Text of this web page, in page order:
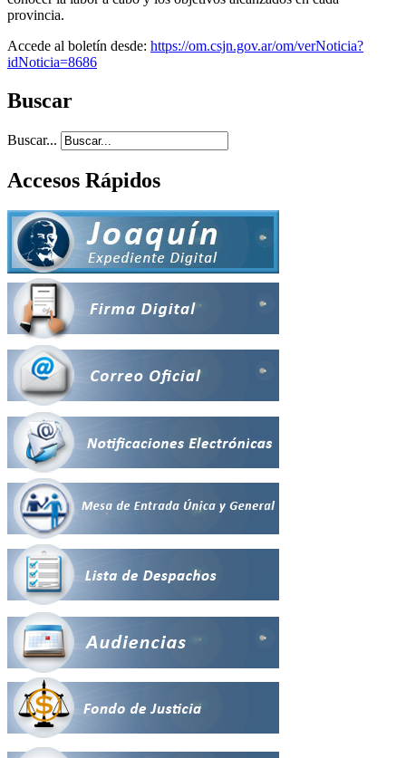
provincia.
Accede al boletín desde: https://om.csjn.gov.ar/om/verNoticia?
idNoticia=8686
Buscar
Buscar...
Accesos Rápidos